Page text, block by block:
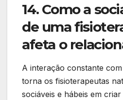
14. Como a
de uma
afeta o
A interação constante
torna os fisioterapeutas
sociáveis e hábeis em